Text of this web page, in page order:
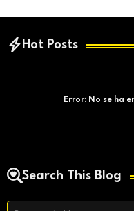
Hot Posts
Error:No se ha
Search This Blog